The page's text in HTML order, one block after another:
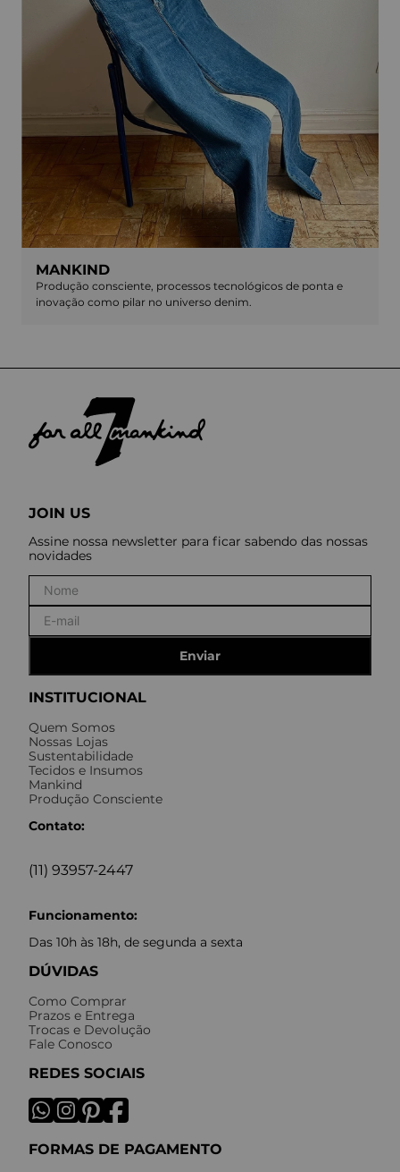
MANKIND
Produção consciente, processos tecnológicos de ponta e
inovação como pilar no universo denim.
INSTITUCIONAL
Quem Somos
Nossas Lojas
Sustentabilidade
Tecidos e Insumos
Mankind
Produção Consciente
Contato:
(11) 93957-2447
Funcionamento:
Das 10h às 18h, de segunda a sexta
DÚVIDAS
Como Comprar
Prazos e Entrega
Trocas e Devolução
Fale Conosco
REDES SOCIAIS
FORMAS DE PAGAMENTO
JOIN US
Assine nossa newsletter para ficar sabendo das nossas
novidades
Enviar